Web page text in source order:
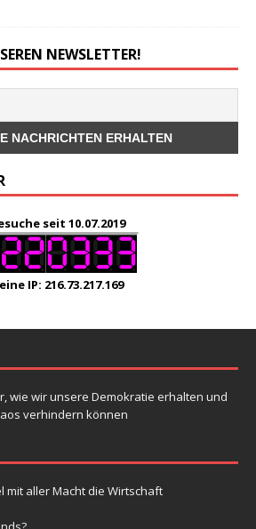
NEWSLETTER!
seit 10.07.2019
IP: 216.73.217.169
wie wir unsere Demokratie erhalten und
verhindern können
mit aller Macht die Wirtschaft